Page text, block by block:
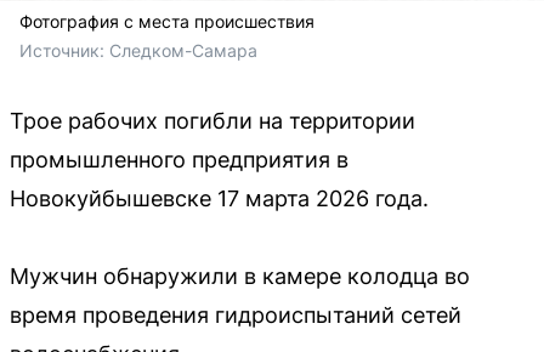
Фотография с места происшествия
Источник: Следком-Самара
Трое рабочих погибли на территории
промышленного предприятия в
Новокуйбышевске 17 марта 2026 года.
Мужчин обнаружили в камере колодца во
время проведения гидроиспытаний сетей